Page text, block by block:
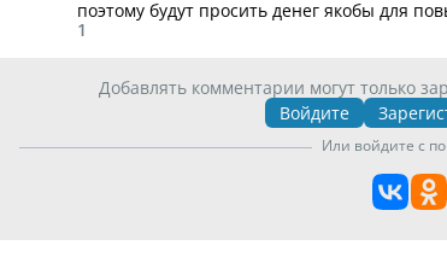
поэтому будут просить денег якобы для
1
Добавлять комментарии могут только
Войдите
Или войдите с